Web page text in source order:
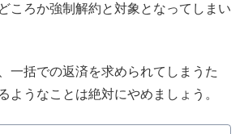
ころか強制解約と対象となってしまい
一括での返済を求められてしまうた
ようなことは絶対にやめましょう。